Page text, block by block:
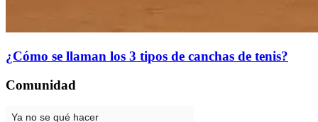
¿Cómo se llaman los 3 tipos de canchas de tenis?
Comunidad